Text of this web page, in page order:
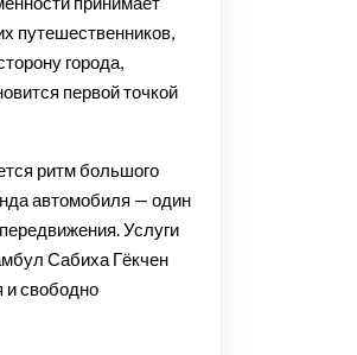
путешественников,
города,
первой точкой
ритм большого
автомобиля — один
Услуги
Сабиха Гёкчен
и свободно